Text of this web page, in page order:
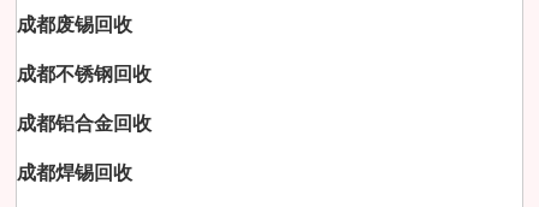
成都废锡回收
成都不锈钢回收
成都铝合金回收
成都焊锡回收